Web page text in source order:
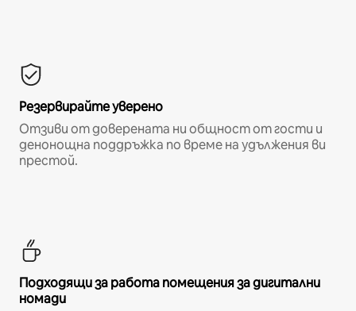
Резервирайте уверено
Отзиви от доверената ни общност от гости и
денонощна поддръжка по време на удължения ви
престой.
Подходящи за работа помещения за дигитални
номади